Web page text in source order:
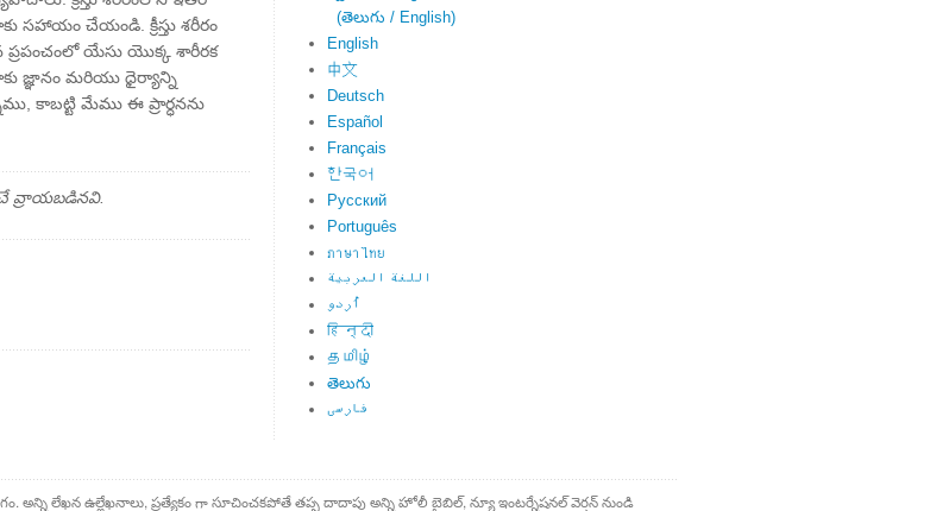
చేయండి. క్రీస్తు శరీరం
ప్రపంచంలో యేసు యొక్క శారీరక
జ్ఞానం మరియు ధైర్యాన్ని
కాబట్టి మేము ఈ ప్రార్ధనను
వ్రాయబడినవి.
(తెలుగు / English)
English
中文
Deutsch
Español
Français
한국어
Русский
Português
ภาษาไทย
اللغة العربية
اُردو
हिन्दी
தமிழ்
తెలుగు
فارسی
అన్ని లేఖన ఉల్లేఖనాలు, ప్రత్యేకం గా సూచించకపోతే తప్ప దాదాపు అన్ని హోలీ బైబిల్, న్యూ ఇంటర్నేషనల్ వెర్షన్ నుండి